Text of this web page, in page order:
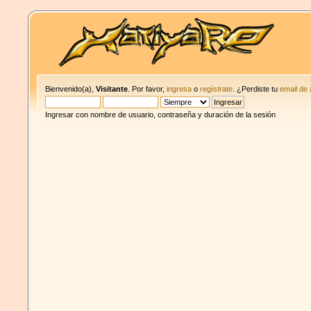
Bienvenido(a),Visitante . Por favor,ingresa oregístrate . ¿Perdiste tuemail de
Ingresar con nombre de usuario, contraseña y duración de la sesión